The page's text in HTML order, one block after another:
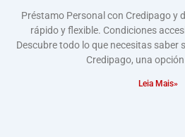
Préstamo Personal con Credipago y
rápido y flexible. Condiciones
Descubre todo lo que necesitas saber
Credipago, una
Leia Mais»